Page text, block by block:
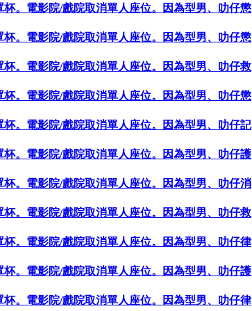
。電影院/戲院取消單人座位。因為型男、叻仔懲
。電影院/戲院取消單人座位。因為型男、叻仔懲
。電影院/戲院取消單人座位。因為型男、叻仔救
。電影院/戲院取消單人座位。因為型男、叻仔懲
。電影院/戲院取消單人座位。因為型男、叻仔記
。電影院/戲院取消單人座位。因為型男、叻仔護
。電影院/戲院取消單人座位。因為型男、叻仔消
。電影院/戲院取消單人座位。因為型男、叻仔救
。電影院/戲院取消單人座位。因為型男、叻仔律
。電影院/戲院取消單人座位。因為型男、叻仔護
。電影院/戲院取消單人座位。因為型男、叻仔律